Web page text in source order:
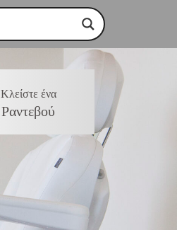
Κλείστε ένα
Ραντεβού